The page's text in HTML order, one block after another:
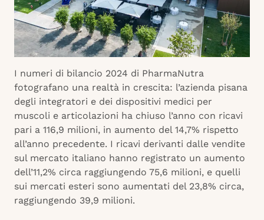
I numeri di bilancio 2024 di PharmaNutra
fotografano una realtà in crescita: l’azienda pisana
degli integratori e dei dispositivi medici per
muscoli e articolazioni ha chiuso l’anno con ricavi
pari a 116,9 milioni, in aumento del 14,7% rispetto
all’anno precedente. I ricavi derivanti dalle vendite
sul mercato italiano hanno registrato un aumento
dell’11,2% circa raggiungendo 75,6 milioni, e quelli
sui mercati esteri sono aumentati del 23,8% circa,
raggiungendo 39,9 milioni.